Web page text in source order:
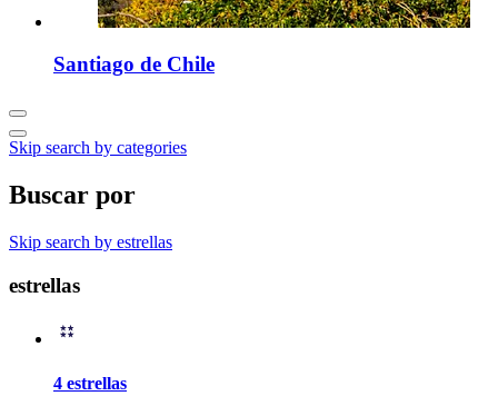
Santiago de Chile
Skip search by categories
Buscar por
Skip search by estrellas
estrellas
4 estrellas